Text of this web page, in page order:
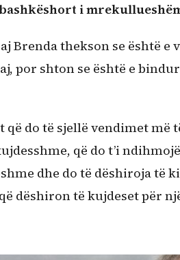
i
Brenda thekson se është
por shton se është e
që do të sjellë vendimet
që do t’i
dhe do të dëshiroja të
dëshiron të kujdeset për